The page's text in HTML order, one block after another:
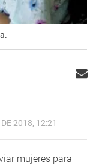
2018, 12:21
mujeres para